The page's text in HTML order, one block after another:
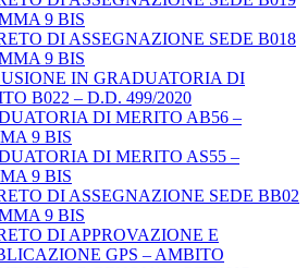
9 BIS
DI ASSEGNAZIONE SEDE B018
9 BIS
IN GRADUATORIA DI
B022 – D.D. 499/2020
DI MERITO AB56 –
9 BIS
DI MERITO AS55 –
9 BIS
DI ASSEGNAZIONE SEDE BB02
9 BIS
DI APPROVAZIONE E
GPS – AMBITO